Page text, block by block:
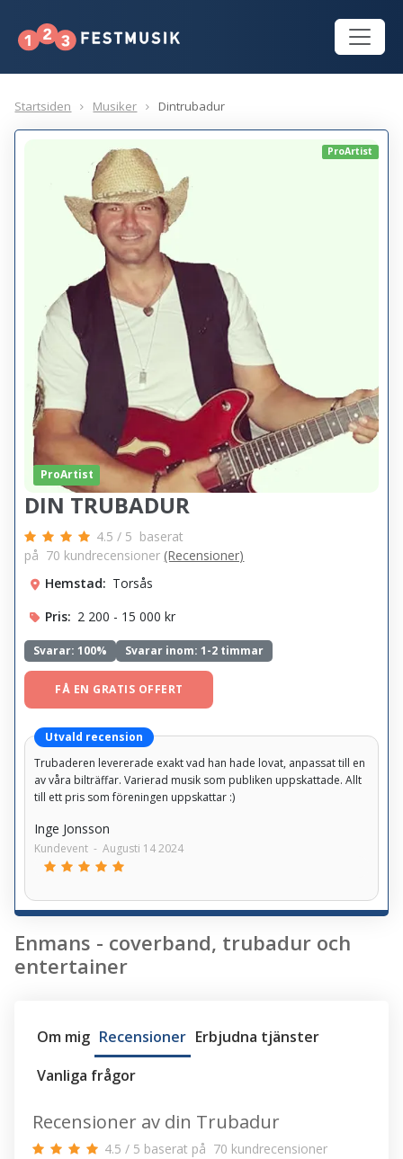
Startsiden Musiker Dintrubadur
ProArtist
DIN TRUBADUR
ProArtist
4.5 / 5 baserat
på 70 kundrecensioner (Recensioner)
Hemstad: Torsås
Pris: 2 200 - 15 000 kr
Svarar:100% Svarar inom: 1-2 timmar
FÅ EN GRATIS OFFERT
Utvald recension
Trubaderen levererade exakt vad han hade lovat, anpassat till en
av våra bilträffar. Varierad musik som publiken uppskattade. Allt
till ett pris som föreningen uppskattar :)
Inge Jonsson
Kundevent - Augusti 14 2024
Enmans - coverband, trubadur och
entertainer
Om mig Recensioner Erbjudna tjänster
Vanliga frågor
Recensioner av din Trubadur
4.5 / 5 baserat på 70 kundrecensioner